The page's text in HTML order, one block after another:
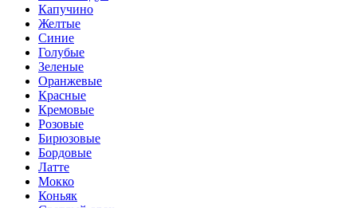
Капучино
Желтые
Синие
Голубые
Зеленые
Оранжевые
Красные
Кремовые
Розовые
Бирюзовые
Бордовые
Латте
Мокко
Коньяк